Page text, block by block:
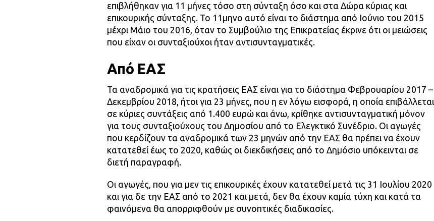
επιβλήθηκαν για 11 μήνες τόσο στη σύνταξη όσο και στα Δώρα κύριας και
επικουρικής σύνταξης. Το 11μηνο αυτό είναι το διάστημα από Ιούνιο του 2015
μέχρι Μάιο του 2016, όταν το Συμβούλιο της Επικρατείας έκρινε ότι οι μειώσεις
που είχαν οι συνταξιούχοι ήταν αντισυνταγματικές.
Από ΕΑΣ
Τα αναδρομικά για τις κρατήσεις ΕΑΣ είναι για το διάστημα Φεβρουαρίου 2017 –
Δεκεμβρίου 2018, ήτοι για 23 μήνες, που η εν λόγω εισφορά, η οποία επιβάλλεται
σε κύριες συντάξεις από 1.400 ευρώ και άνω, κρίθηκε αντισυνταγματική μόνον
για τους συνταξιούχους του Δημοσίου από το Ελεγκτικό Συνέδριο. Οι αγωγές
που κερδίζουν τα αναδρομικά των 23 μηνών από την ΕΑΣ θα πρέπει να έχουν
κατατεθεί έως το 2020, καθώς οι διεκδικήσεις από το Δημόσιο υπόκεινται σε
διετή παραγραφή.
Οι αγωγές, που για μεν τις επικουρικές έχουν κατατεθεί μετά τις 31 Ιουλίου 2020
και για δε την ΕΑΣ από το 2021 και μετά, δεν θα έχουν καμία τύχη και κατά τα
φαινόμενα θα απορριφθούν με συνοπτικές διαδικασίες.